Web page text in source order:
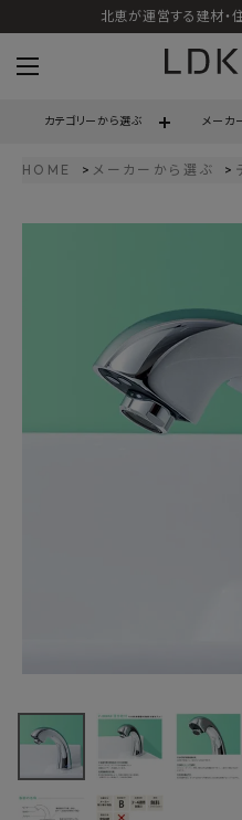
北恵が運営する建材・
カテゴリーから選ぶ メーカ
営業時間 - 10:00～17:00（定休
ACCOUNT MENU
ようこそ ゲスト 様
池式 V-88WKX
(税込)
FAX注文はこちらから
HOME メーカーから選ぶ